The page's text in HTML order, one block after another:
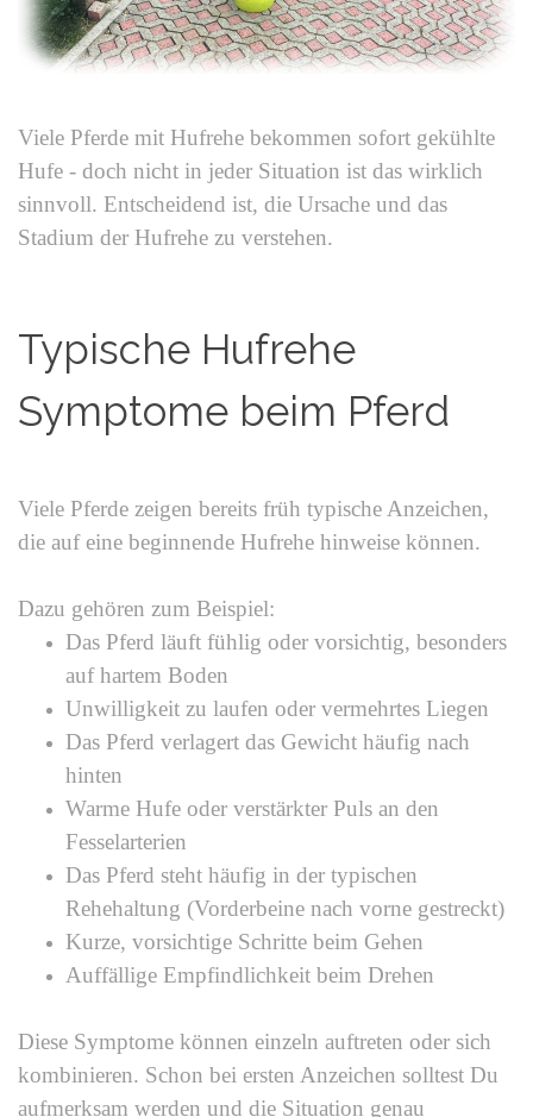
Viele Pferde mit Hufrehe bekommen sofort gekühlte
Hufe - doch nicht in jeder Situation ist das wirklich
sinnvoll. Entscheidend ist, die Ursache und das
Stadium der Hufrehe zu verstehen.
Typische Hufrehe
Symptome beim Pferd
Viele Pferde zeigen bereits früh typische Anzeichen,
die auf eine beginnende Hufrehe hinweise können.
Dazu gehören zum Beispiel:
Das Pferd läuft fühlig oder vorsichtig, besonders
auf hartem Boden
Unwilligkeit zu laufen oder vermehrtes Liegen
Das Pferd verlagert das Gewicht häufig nach
hinten
Warme Hufe oder verstärkter Puls an den
Fesselarterien
Das Pferd steht häufig in der typischen
Rehehaltung (Vorderbeine nach vorne gestreckt)
Kurze, vorsichtige Schritte beim Gehen
Auffällige Empfindlichkeit beim Drehen
Diese Symptome können einzeln auftreten oder sich
kombinieren. Schon bei ersten Anzeichen solltest Du
aufmerksam werden und die Situation genau